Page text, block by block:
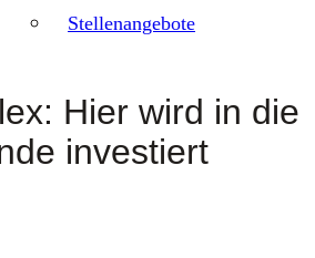
Stellenangebote
Hier wird in die
investiert